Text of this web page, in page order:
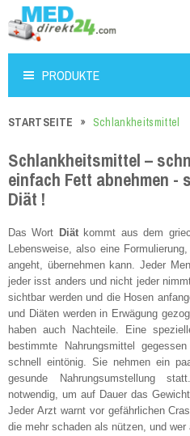
PRODUKTE
STARTSEITE Schlankheitsmittel
Schlankheitsmittel –
einfach Fett abnehmen -
Diät !
Das Wort Diätkommt aus dem
Lebensweise, also eine
angeht, übernehmen kann. Jeder
jeder isst anders und nicht jeder
sichtbar werden und die Hosen
und Diäten werden in Erwägung
haben auch Nachteile. Eine
bestimmte Nahrungsmittel
schnell eintönig. Sie nehmen ein
gesunde Nahrungsumstellung
notwendig, um auf Dauer das
Jeder Arzt warnt vor gefährlichen
die mehr schaden als nützen, und